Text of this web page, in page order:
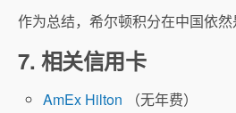
作为总结，希尔顿积分在中国依然
7. 相关信用卡
AmEx Hilton （无年费）